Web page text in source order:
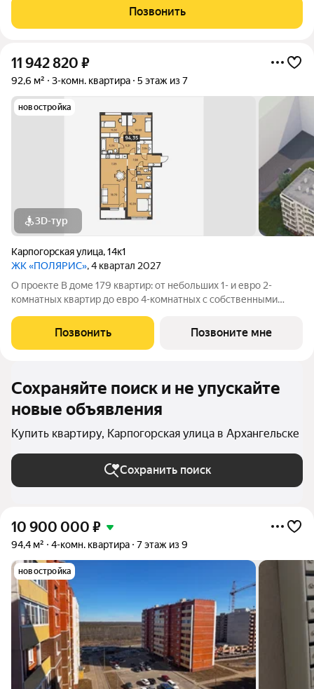
кв.м, просторная кухня 12,9 кв.м. Застекленные балкон и
лоджия, выходящие на
Позвонить
11 942 820 ₽
92,6 м² 3-комн. квартира 5 этаж из 7
новостройка
3D-тур
Карпогорская улица,14к1
ЖК «ПОЛЯРИС», 4 квартал 2027
О проекте В доме 179 квартир: от небольших 1- и евро 2-
комнатных квартир до евро 4-комнатных с собственными
единую зеленую среду. Детская площадка Видеонаблюдение
Спортивная площадка
Позвонить Позвоните мне
Сохраняйте поиск и не упускайте
новые объявления
Купить квартиру, Карпогорская улица в Архангельске
Сохранить поиск
10 900 000 ₽
94,4 м² 4-комн. квартира 7 этаж из 9
новостройка